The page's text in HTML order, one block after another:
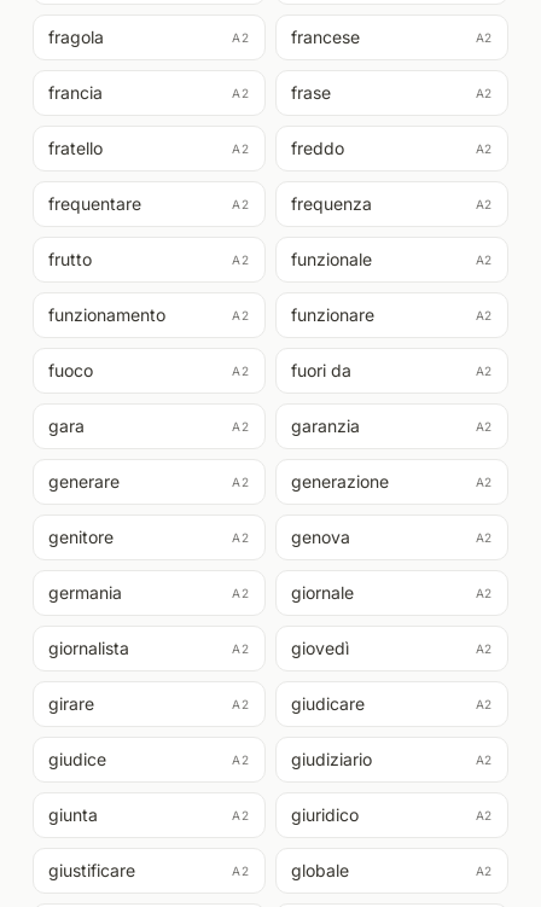
fragola A2 francese A2
francia A2 frase A2
fratello A2 freddo A2
frequentare A2 frequenza A2
frutto A2 funzionale A2
funzionamento A2 funzionare A2
fuoco A2 fuori da A2
gara A2 garanzia A2
generare A2 generazione A2
genitore A2 genova A2
germania A2 giornale A2
giornalista A2 giovedì A2
girare A2 giudicare A2
giudice A2 giudiziario A2
giunta A2 giuridico A2
giustificare A2 globale A2